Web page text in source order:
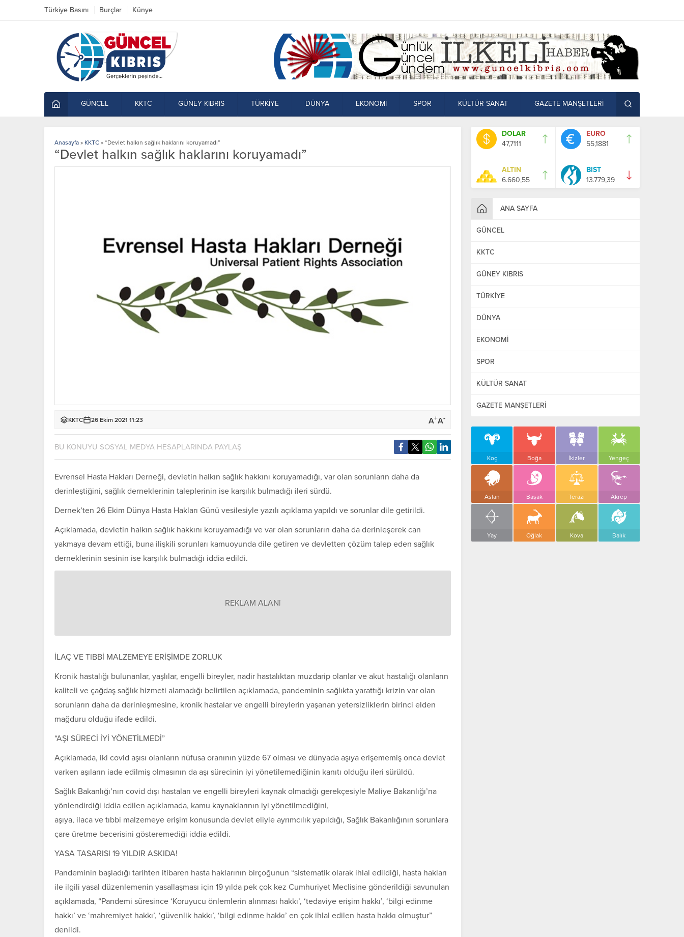
Türkiye Basını Burçlar Künye
GÜNCEL KKTC GÜNEY KIBRIS TÜRKİYE DÜNYA EKONOMİ SPOR KÜLTÜR SANAT GAZETE MANŞETLERİ
DOLAR
47,7111
EURO
55,1881
ALTIN
6.660,55
BIST
13.779,39
ANA SAYFA
GÜNCEL
KKTC
GÜNEY KIBRIS
TÜRKİYE
DÜNYA
EKONOMİ
SPOR
KÜLTÜR SANAT
GAZETE MANŞETLERİ
Koç Boğa İkizler Yengeç
Aslan Başak Terazi Akrep
Yay Oğlak Kova Balık
Anasayfa » KKTC » “Devlet halkın sağlık haklarını koruyamadı”
“Devlet halkın sağlık haklarını koruyamadı”
KKTC 26 Ekim 2021 11:23 A+A-
BU KONUYU SOSYAL MEDYA HESAPLARINDA PAYLAŞ
Evrensel Hasta Hakları Derneği, devletin halkın sağlık hakkını koruyamadığı, var olan sorunların daha da
derinleştiğini, sağlık derneklerinin taleplerinin ise karşılık bulmadığı ileri sürdü.
Dernek’ten 26 Ekim Dünya Hasta Hakları Günü vesilesiyle yazılı açıklama yapıldı ve sorunlar dile getirildi.
Açıklamada, devletin halkın sağlık hakkını koruyamadığı ve var olan sorunların daha da derinleşerek can
yakmaya devam ettiği, buna ilişkili sorunları kamuoyunda dile getiren ve devletten çözüm talep eden sağlık
derneklerinin sesinin ise karşılık bulmadığı iddia edildi.
REKLAM ALANI
İLAÇ VE TIBBİ MALZEMEYE ERİŞİMDE ZORLUK
Kronik hastalığı bulunanlar, yaşlılar, engelli bireyler, nadir hastalıktan muzdarip olanlar ve akut hastalığı olanların
kaliteli ve çağdaş sağlık hizmeti alamadığı belirtilen açıklamada, pandeminin sağlıkta yarattığı krizin var olan
sorunların daha da derinleşmesine, kronik hastalar ve engelli bireylerin yaşanan yetersizliklerin birinci elden
mağduru olduğu ifade edildi.
“AŞI SÜRECİ İYİ YÖNETİLMEDİ”
Açıklamada, iki covid aşısı olanların nüfusa oranının yüzde 67 olması ve dünyada aşıya erişememiş onca devlet
varken aşıların iade edilmiş olmasının da aşı sürecinin iyi yönetilemediğinin kanıtı olduğu ileri sürüldü.
Sağlık Bakanlığı’nın covid dışı hastaları ve engelli bireyleri kaynak olmadığı gerekçesiyle Maliye Bakanlığı’na
yönlendirdiği iddia edilen açıklamada, kamu kaynaklarının iyi yönetilmediğini,
aşıya, ilaca ve tıbbi malzemeye erişim konusunda devlet eliyle ayrımcılık yapıldığı, Sağlık Bakanlığının sorunlara
çare üretme becerisini gösteremediği iddia edildi.
YASA TASARISI 19 YILDIR ASKIDA!
Pandeminin başladığı tarihten itibaren hasta haklarının birçoğunun “sistematik olarak ihlal edildiği, hasta hakları
ile ilgili yasal düzenlemenin yasallaşması için 19 yılda pek çok kez Cumhuriyet Meclisine gönderildiği savunulan
açıklamada, “Pandemi süresince ‘Koruyucu önlemlerin alınması hakkı’, ‘tedaviye erişim hakkı’, ‘bilgi edinme
hakkı’ ve ‘mahremiyet hakkı’, ‘güvenlik hakkı’, ‘bilgi edinme hakkı’ en çok ihlal edilen hasta hakkı olmuştur”
denildi.